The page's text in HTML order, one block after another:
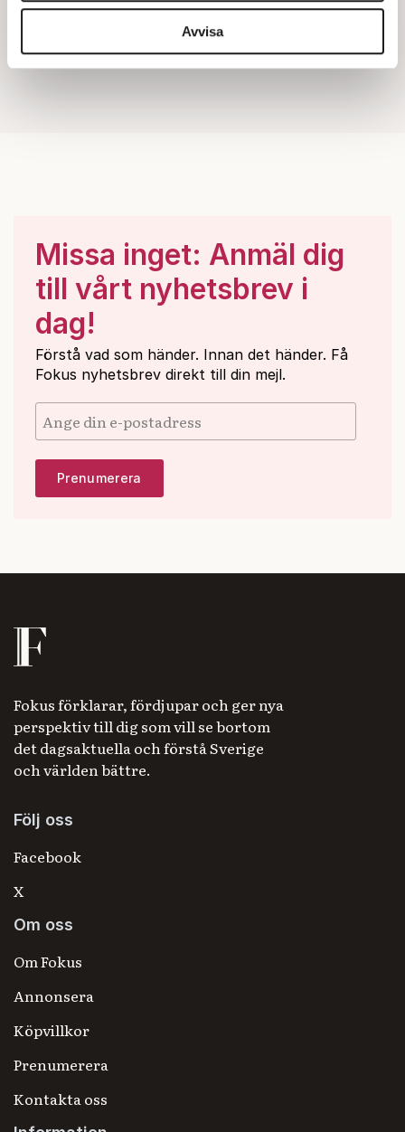
vidarebefordrar även sådana identifierare och annan
information från din enhet till de sociala medier och
annons- och analysföretag som vi samarbetar med.
Avvisa
Missa inget: Anmäl dig
till vårt nyhetsbrev i
dag!
Förstå vad som händer. Innan det händer. Få
Fokus nyhetsbrev direkt till din mejl.
Fokus förklarar, fördjupar och ger nya
perspektiv till dig som vill se bortom
det dagsaktuella och förstå Sverige
och världen bättre.
Följ oss
Facebook
X
Om oss
Om Fokus
Annonsera
Köpvillkor
Prenumerera
Kontakta oss